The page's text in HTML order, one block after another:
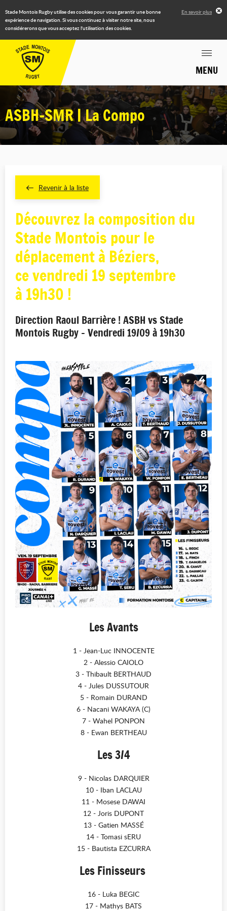
Stade Montois Rugby utilise des cookies pour vous garantir une bonne
expérience de navigation. Si vous continuez à visiter notre site, nous
considérerons que vous acceptez l'utilisation des cookies.
En savoir plus
MENU
ASBH-SMR | La Compo
Revenir à la liste
Découvrez la composition du
Stade Montois pour le
déplacement à Béziers,
ce vendredi 19 septembre
à 19h30 !
Direction Raoul Barrière ! ASBH vs Stade
Montois Rugby - Vendredi 19/09 à 19h30
Les Avants
1 - Jean-Luc INNOCENTE
2 - Alessio CAIOLO
3 - Thibault BERTHAUD
4 - Jules DUSSUTOUR
5 - Romain DURAND
6 - Nacani WAKAYA (C)
7 - Wahel PONPON
8 - Ewan BERTHEAU
Les 3/4
9 - Nicolas DARQUIER
10 - Iban LACLAU
11 - Mosese DAWAI
12 - Joris DUPONT
13 - Gatien MASSÉ
14 - Tomasi sERU
15 - Bautista EZCURRA
Les Finisseurs
16 - Luka BEGIC
17 - Mathys BATS